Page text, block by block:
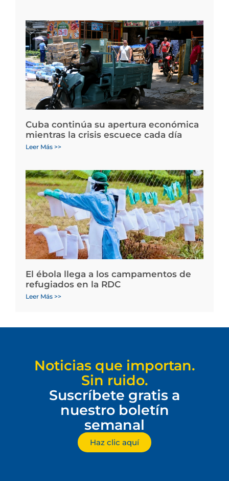
Cuba continúa su apertura económica
mientras la crisis escuece cada día
Leer Más >>
El ébola llega a los campamentos de
refugiados en la RDC
Leer Más >>
Noticias que importan.
Sin ruido.
Suscríbete gratis a
nuestro boletín
semanal
Haz clic aquí